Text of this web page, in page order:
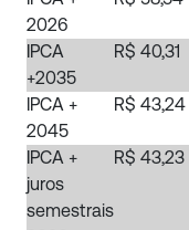
2026
IPCA
+2035
R$ 40,31
IPCA +
2045
R$ 43,24
IPCA +
juros
semestrais
R$ 43,23